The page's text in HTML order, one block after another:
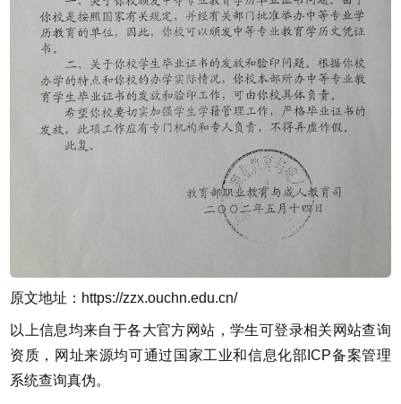
原文地址： https://zzx.ouchn.edu.cn/
以上信息均来自于各大官方网站，学生可登录相关网站查询
资质，网址来源均可通过国家工业和信息化部ICP备案管理
系统查询真伪。